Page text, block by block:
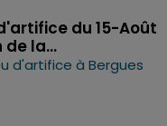
du 15-Août
de la...
d'artifice à Bergues